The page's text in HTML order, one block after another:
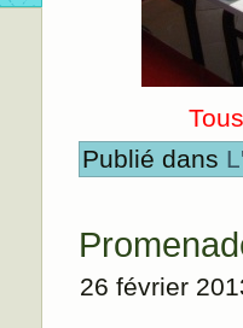
Publié dans
26 février